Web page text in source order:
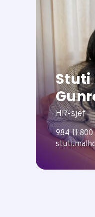
HR-sjef
984 11 800